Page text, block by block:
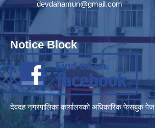
devdahamun@gmail.com
Notice Block
देवदह नगरपालिका कार्यालयको अधिकारिक फेसबुक पेज